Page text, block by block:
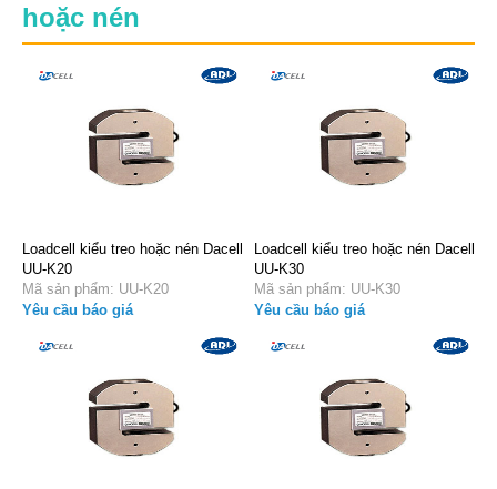
hoặc nén
Loadcell kiểu treo hoặc nén Dacell
UU-K20
Mã sản phẩm: UU-K20
Yêu cầu báo giá
Loadcell kiểu treo hoặc nén Dacell
UU-K30
Mã sản phẩm: UU-K30
Yêu cầu báo giá